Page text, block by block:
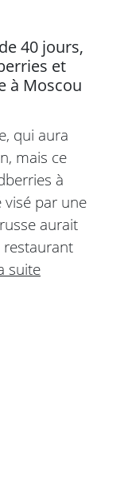
40 jours,
et
à Moscou
qui aura
mais ce
à
visé par une
aurait
restaurant
suite